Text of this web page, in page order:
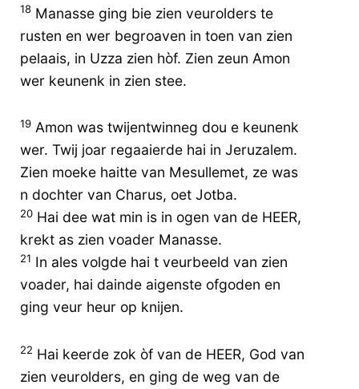
18 Manasse ging bie zien veurolders te
rusten en wer begroaven in toen van zien
pelaais, in Uzza zien hòf. Zien zeun Amon
wer keunenk in zien stee.
19 Amon was twijentwinneg dou e keunenk
wer. Twij joar regaaierde hai in Jeruzalem.
Zien moeke haitte van Mesullemet, ze was
n dochter van Charus, oet Jotba.
20 Hai dee wat min is in ogen van de HEER,
krekt as zien voader Manasse.
21 In ales volgde hai t veurbeeld van zien
voader, hai dainde aigenste ofgoden en
ging veur heur op knijen.
22 Hai keerde zok òf van de HEER, God van
zien veurolders, en ging de weg van de